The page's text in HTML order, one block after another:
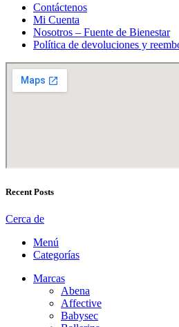
Contáctenos
Mi Cuenta
Nosotros – Fuente de Bienestar
Política de devoluciones y
Recent Posts
Cerca de
Menú
Categorías
Marcas
Abena
Affective
Babysec